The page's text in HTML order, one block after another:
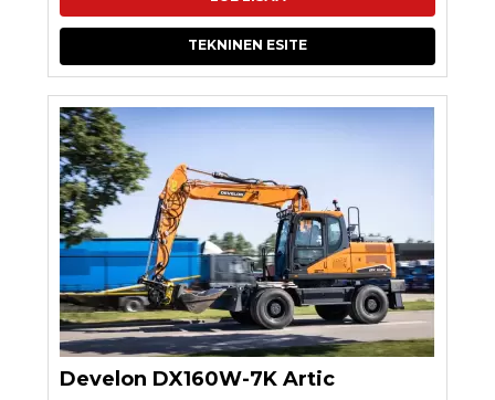
TEKNINEN ESITE
Develon DX160W-7K Artic